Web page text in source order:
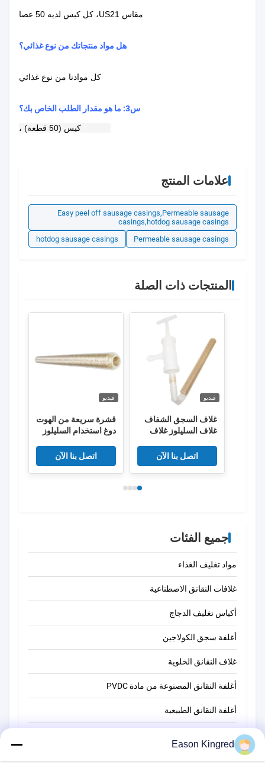
مقاس US21، كل كيس لديه 50 عصا
هل مواد منتجاتك من نوع غذائي؟
كل موادنا من نوع غذائي
س3: ما هو مقدار الطلب الخاص بك؟
علامات المنتج
Easy peel off sausage casings,Permeable sausage
casings,hotdog sausage casings
Permeable sausage casings
hotdog sausage casings
المنتجات ذات الصلة
فيديو
غلاف السجق الشفاف
غلاف السليلوز غلاف
اتصل بنا الآن
فيديو
قشرة سريعة من الهوت
دوغ استخدام السليلوز
اتصل بنا الآن
جميع الفئات
مواد تغليف الغذاء
غلافات النقانق الاصطناعية
أكياس تغليف الدجاج
أغلفة سجق الكولاجين
غلاف النقانق الخلوية
أغلفة النقانق المصنوعة من مادة PVDC
أغلفة النقانق الطبيعية
Eason Kingred